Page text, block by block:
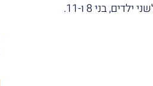
בני 8 ו-11.